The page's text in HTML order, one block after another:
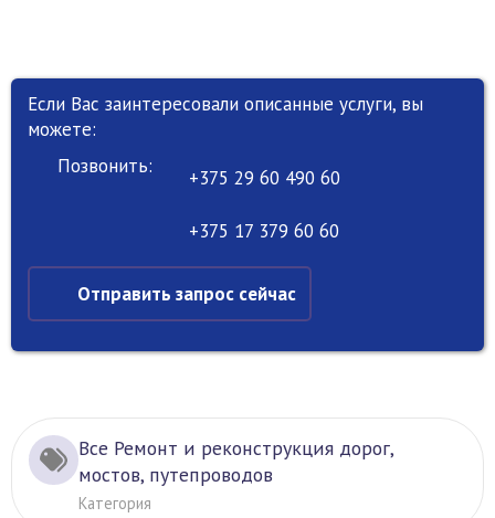
Если Вас заинтересовали описанные услуги, вы
можете:
Позвонить:
+375 29 60 490 60
+375 17 379 60 60
Отправить запрос сейчас
Все Ремонт и реконструкция дорог,
мостов, путепроводов
Категория